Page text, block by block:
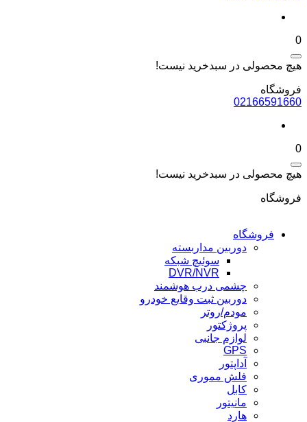
0
هیچ محصولی در سبدخرید نیست!
فروشگاه
02166591660
0
هیچ محصولی در سبدخرید نیست!
فروشگاه
فروشگاه
دوربین مداربسته
سوئیچ شبکه
DVR/NVR
چشمی درب هوشمند
دوربین ثبت وقایع خودرو
مودم/روتر
پروژکتور
لوازم جانبی
GPS
آداپتور
فلش مموری
کابل
مانیتور
هارد